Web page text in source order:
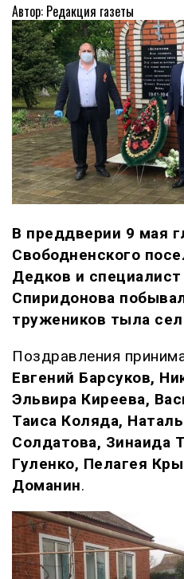
Автор: Редакция газеты
В преддверии 9 мая
Свободненского
Дедков и
Спиридонова
тружеников тыла
Поздравления
Евгений Барсуков,
Эльвира Киреева,
Таиса Коляда,
Солдатова, Зинаида
Гуленко, Пелагея
Доманин.